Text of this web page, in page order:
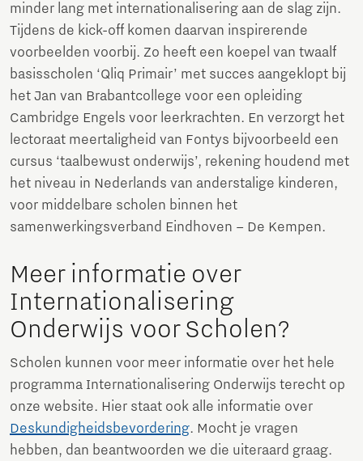
minder lang met internationalisering aan de slag zijn.
Tijdens de kick-off komen daarvan inspirerende
voorbeelden voorbij. Zo heeft een koepel van twaalf
basisscholen ‘Qliq Primair’ met succes aangeklopt bij
het Jan van Brabantcollege voor een opleiding
Cambridge Engels voor leerkrachten. En verzorgt het
lectoraat meertaligheid van Fontys bijvoorbeeld een
cursus ‘taalbewust onderwijs’, rekening houdend met
het niveau in Nederlands van anderstalige kinderen,
voor middelbare scholen binnen het
samenwerkingsverband Eindhoven – De Kempen.
Meer informatie over
Internationalisering
Onderwijs voor Scholen?
Scholen kunnen voor meer informatie over het hele
programma Internationalisering Onderwijs terecht op
onze website. Hier staat ook alle informatie over
Deskundigheidsbevordering. Mocht je vragen
hebben, dan beantwoorden we die uiteraard graag.